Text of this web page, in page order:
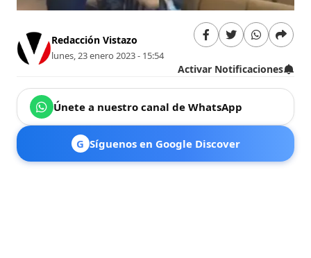
Redacción Vistazo
lunes, 23 enero 2023 - 15:54
Activar Notificaciones
Únete a nuestro canal de WhatsApp
G Síguenos en Google Discover